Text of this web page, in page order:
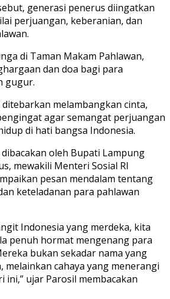
generasi penerus diingatkan
perjuangan, keberanian, dan
di Taman Makam Pahlawan,
dan doa bagi para
gugur.
melambangkan cinta,
agar semangat perjuangan
di hati bangsa Indonesia.
oleh Bupati Lampung
mewakili Menteri Sosial RI
pesan mendalam tentang
keteladanan para pahlawan
Indonesia yang merdeka, kita
penuh hormat mengenang para
bukan sekadar nama yang
cahaya yang menerangi
ini,” ujar Parosil membacakan